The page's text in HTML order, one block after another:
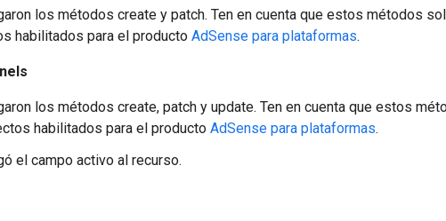
los métodos create y patch. Ten en cuenta que estos métodos
habilitados para el producto AdSense para plataformas.
los métodos create, patch y update. Ten en cuenta que estos
habilitados para el producto AdSense para plataformas.
el campo activo al recurso.